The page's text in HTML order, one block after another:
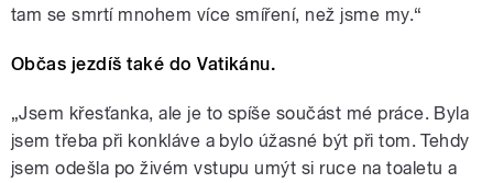
tam se smrtí mnohem více smíření, než jsme my.“
Občas jezdíš také do Vatikánu.
„Jsem křesťanka, ale je to spíše součást mé práce. Byla
jsem třeba při konkláve a bylo úžasné být při tom. Tehdy
jsem odešla po živém vstupu umýt si ruce na toaletu a